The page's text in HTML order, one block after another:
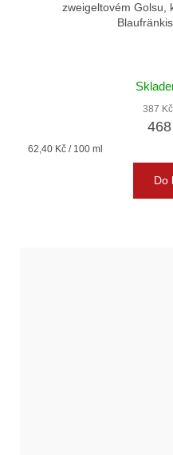
zweigeltovém Golsu,
387
Měrná
62,40 Kč / 100 ml
Do